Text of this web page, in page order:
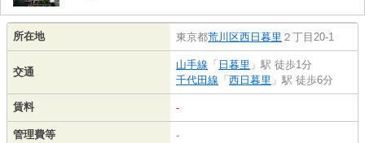
所在地 東京都荒川区西日暮里 ２丁目20-1
交通
山手線 「 日暮里 」駅 徒歩1分
千代田線 「 西日暮里 」駅 徒歩6分
賃料 -
管理費等 -